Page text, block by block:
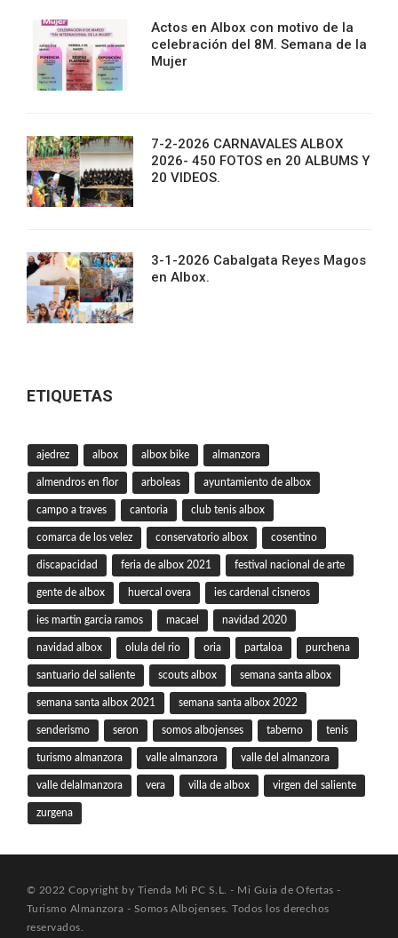
Actos en Albox con motivo de la
celebración del 8M. Semana de la
Mujer
7-2-2026 CARNAVALES ALBOX
2026- 450 FOTOS en 20 ALBUMS Y
20 VIDEOS.
3-1-2026 Cabalgata Reyes Magos
en Albox.
ETIQUETAS
ajedrez albox albox bike almanzora
almendros en flor arboleas ayuntamiento de albox
campo a traves cantoria club tenis albox
comarca de los velez conservatorio albox cosentino
discapacidad feria de albox 2021 festival nacional de arte
gente de albox huercal overa ies cardenal cisneros
ies martin garcia ramos macael navidad 2020
navidad albox olula del rio oria partaloa purchena
santuario del saliente scouts albox semana santa albox
semana santa albox 2021 semana santa albox 2022
senderismo seron somos albojenses taberno tenis
turismo almanzora valle almanzora valle del almanzora
valle delalmanzora vera villa de albox virgen del saliente
zurgena
© 2022 Copyright by Tienda Mi PC S.L. - Mi Guia de Ofertas -
Turismo Almanzora - Somos Albojenses. Todos los derechos
reservados.